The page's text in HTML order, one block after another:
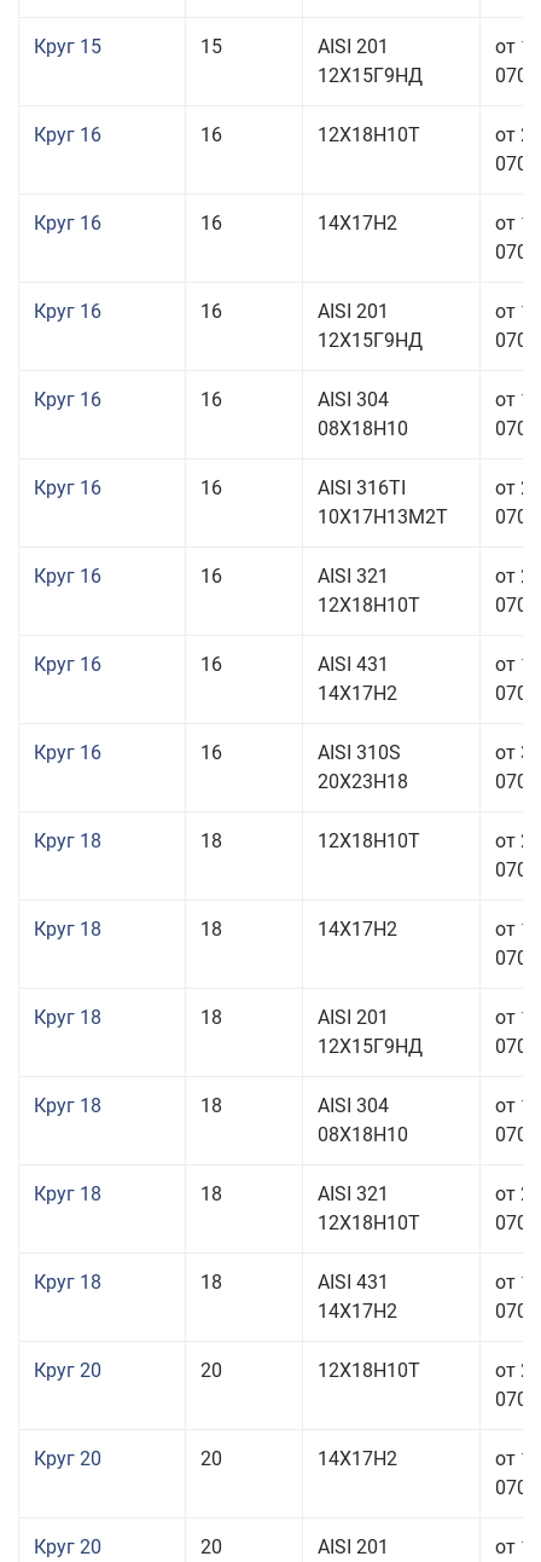
Круг 15 15
AISI 201
12Х15Г9НД
от
Круг 16 16 12Х18Н10Т
от
Круг 16 16 14Х17Н2
от
Круг 16 16
AISI 201
12Х15Г9НД
от
Круг 16 16
AISI 304
08Х18Н10
от
Круг 16 16
AISI 316TI
10Х17Н13М2Т
от
Круг 16 16
AISI 321
12Х18Н10Т
от
Круг 16 16
AISI 431
14Х17Н2
от
Круг 16 16
AISI 310S
20Х23Н18
от
Круг 18 18 12Х18Н10Т
от
Круг 18 18 14Х17Н2
от
Круг 18 18
AISI 201
12Х15Г9НД
от
Круг 18 18
AISI 304
08Х18Н10
от
Круг 18 18
AISI 321
12Х18Н10Т
от
Круг 18 18
AISI 431
14Х17Н2
от
Круг 20 20 12Х18Н10Т
от
Круг 20 20 14Х17Н2
от
Круг 20 20
AISI 201
от